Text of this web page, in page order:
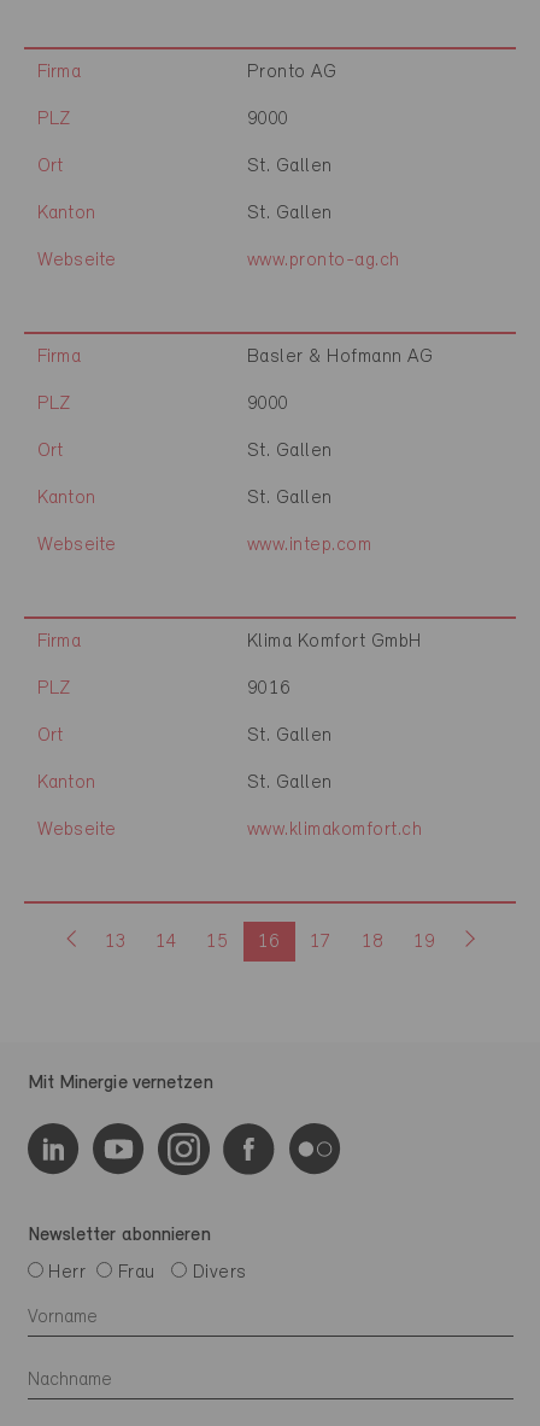
Firma Pronto AG
PLZ 9000
Ort St. Gallen
Kanton St. Gallen
Webseite www.pronto-ag.ch
Firma Basler & Hofmann AG
PLZ 9000
Ort St. Gallen
Kanton St. Gallen
Webseite www.intep.com
Firma Klima Komfort GmbH
PLZ 9016
Ort St. Gallen
Kanton St. Gallen
Webseite www.klimakomfort.ch
13 14 15 16 17 18 19
Mit Minergie vernetzen
Newsletter abonnieren
Herr
Frau Divers